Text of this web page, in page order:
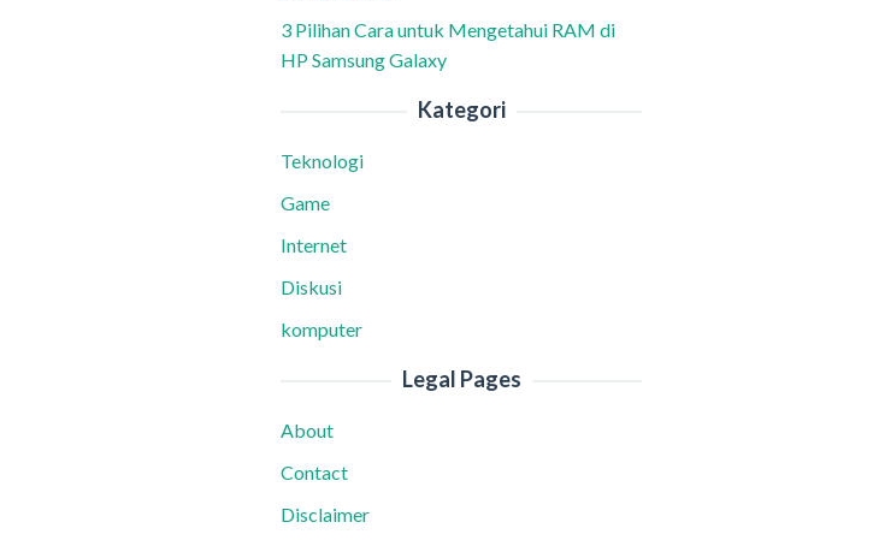
3 Pilihan Cara untuk Mengetahui RAM di
HP Samsung Galaxy
Kategori
Teknologi
Game
Internet
Diskusi
komputer
Legal Pages
About
Contact
Disclaimer